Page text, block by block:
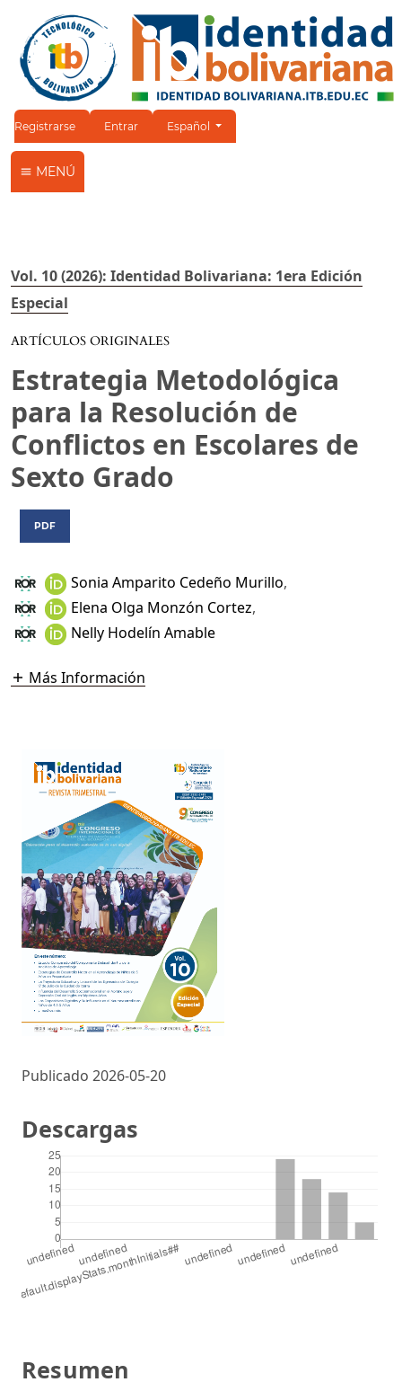
Registrarse Entrar Cambiar el idioma. El idioma actual es:
Español
MENÚ
Vol. 10 (2026): Identidad Bolivariana: 1era Edición
Especial
ARTÍCULOS ORIGINALES
Estrategia Metodológica
para la Resolución de
Conflictos en Escolares de
Sexto Grado
PDF
Sonia Amparito Cedeño Murillo,
Elena Olga Monzón Cortez,
Nelly Hodelín Amable
Más Información
Publicado 2026-05-20
Resumen
Descargas